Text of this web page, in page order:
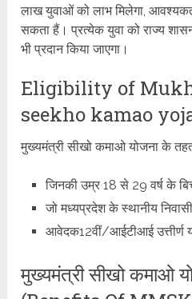
लाख युवाओं को लाभ मिलेगा,
सकता हैं। प्रत्येक युवा को राज्य शासन
भी प्रदान किया जाएगा।
Eligibility of
seekho kamao
मुख्यमंत्री सीखो कमाओ योजना के
जिनकी उम्र 18 से 29 वर्ष के
जो मध्यप्रदेश के स्थानीय
आवेदक12वीं/आईटीआई उत्तीर्ण
मुख्यमंत्री सीखो कमाओ